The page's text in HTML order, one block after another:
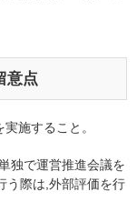
意点
施すること。
独で運営推進会議を
う際は,外部評価を行